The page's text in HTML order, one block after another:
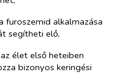
furoszemid alkalmazása
segítheti elő,
élet első heteiben
bizonyos keringési